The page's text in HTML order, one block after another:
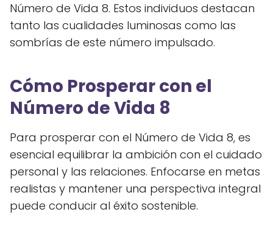
Número de Vida 8. Estos individuos destacan
tanto las cualidades luminosas como las
sombrías de este número impulsado.
Cómo Prosperar con el
Número de Vida 8
Para prosperar con el Número de Vida 8, es
esencial equilibrar la ambición con el cuidado
personal y las relaciones. Enfocarse en metas
realistas y mantener una perspectiva integral
puede conducir al éxito sostenible.